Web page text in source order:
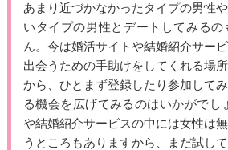
あまり近づかなかったタイプの男性
いタイプの男性とデートしてみる
ん。今は婚活サイトや結婚紹介サー
出会うための手助けをしてくれる場
から、ひとまず登録したり参加して
る機会を広げてみるのはいかがでし
や結婚紹介サービスの中には女性は
うところもありますから、まだ試し